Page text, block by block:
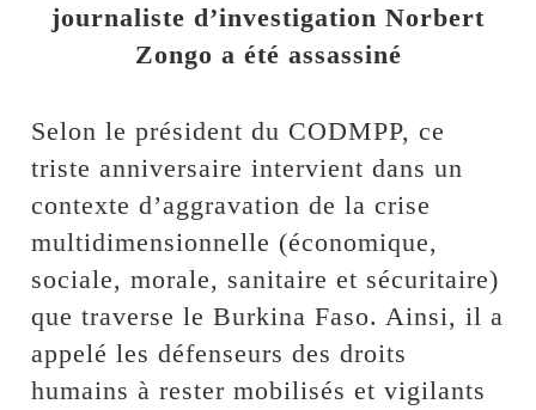
journaliste d’investigation Norbert
Zongo a été assassiné
Selon le président du CODMPP, ce
triste anniversaire intervient dans un
contexte d’aggravation de la crise
multidimensionnelle (économique,
sociale, morale, sanitaire et sécuritaire)
que traverse le Burkina Faso. Ainsi, il a
appelé les défenseurs des droits
humains à rester mobilisés et vigilants